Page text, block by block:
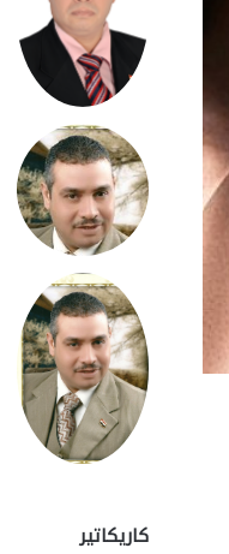
كاريكاتير